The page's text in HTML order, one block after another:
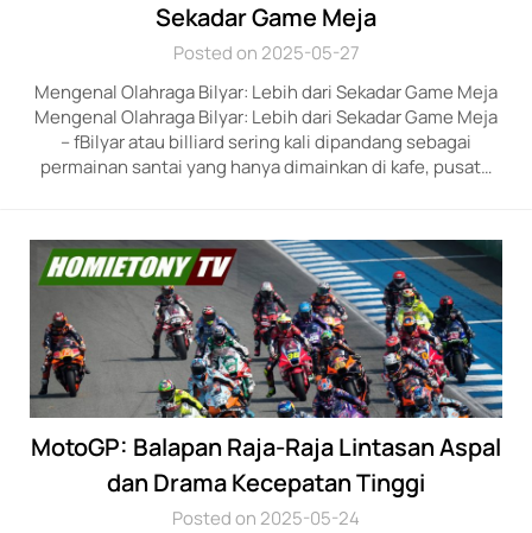
Sekadar Game Meja
Posted on 2025-05-27
Mengenal Olahraga Bilyar: Lebih dari Sekadar Game Meja
Mengenal Olahraga Bilyar: Lebih dari Sekadar Game Meja
– fBilyar atau billiard sering kali dipandang sebagai
permainan santai yang hanya dimainkan di kafe, pusat…
MotoGP: Balapan Raja-Raja Lintasan Aspal
dan Drama Kecepatan Tinggi
Posted on 2025-05-24